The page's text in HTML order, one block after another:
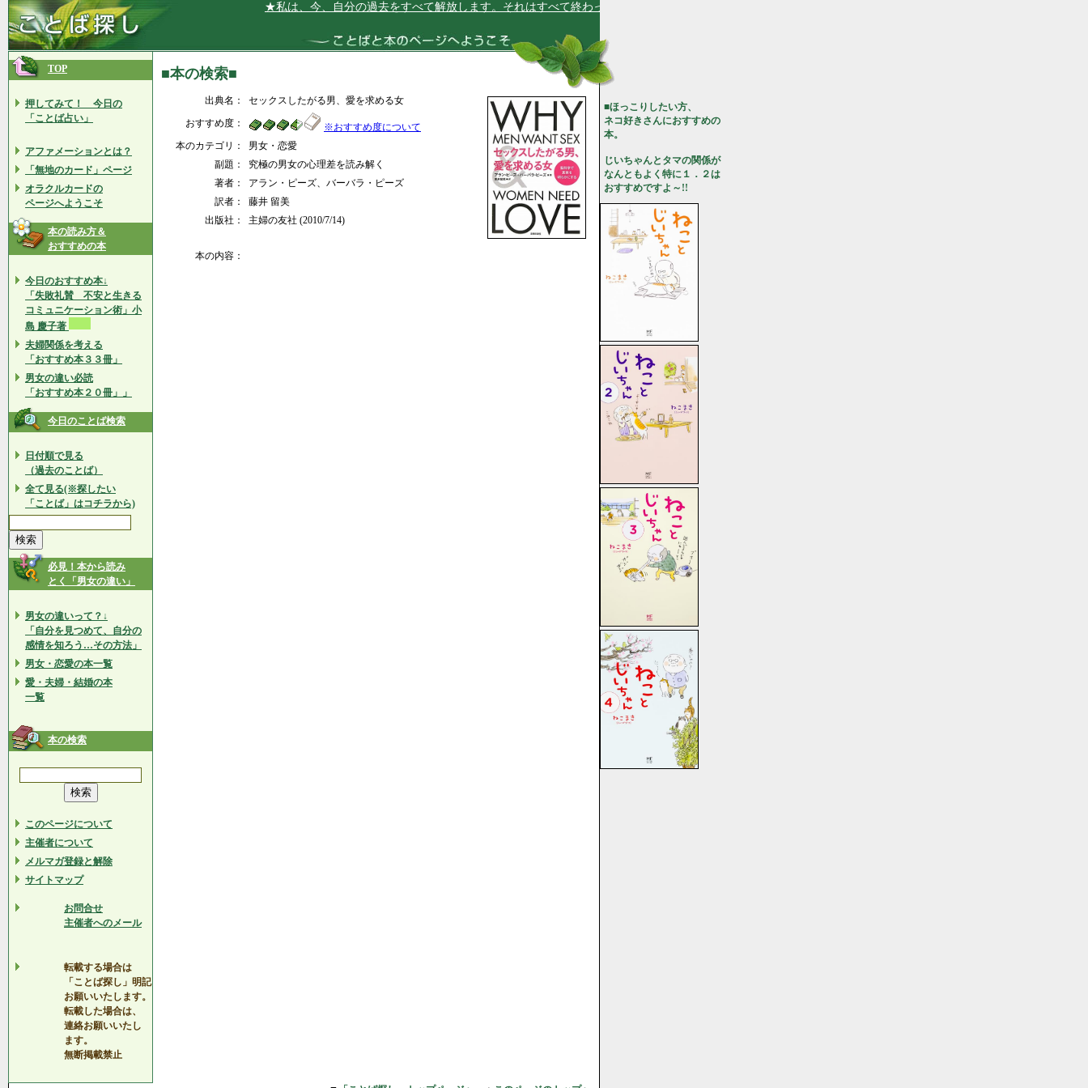
★私は、今、自分の過去をすべて解放します。それはすべて終わったことです★
TOP
押してみて！ 今日の
「ことば占い」
アファメーションとは？
「無地のカード」ページ
オラクルカードの
ページへようこそ
本の読み方＆
おすすめの本
今日のおすすめ本↓
「失敗礼賛 不安と生きる
コミュニケーション術」小
島 慶子著
夫婦関係を考える
「おすすめ本３３冊」
男女の違い必読
「おすすめ本２０冊」」
今日のことば検索
日付順で見る
（過去のことば）
全て見る(※探したい
「ことば」はコチラから)
必見！本から読み
とく「男女の違い」
男女の違いって？↓
「自分を見つめて、自分の
感情を知ろう…その方法」
男女・恋愛の本一覧
愛・夫婦・結婚の本
一覧
本の検索
このページについて
主催者について
メルマガ登録と解除
サイトマップ
お問合せ
主催者へのメール
転載する場合は
「ことば探し」明記
お願いいたします。
転載した場合は、
連絡お願いいたし
ます。
無断掲載禁止
■本の検索■
出典名：
セックスしたがる男、愛を求める女
おすすめ度：
※おすすめ度について
本のカテゴリ：
男女・恋愛
副題：
究極の男女の心理差を読み解く
著者：
アラン・ピーズ、バーバラ・ピーズ
訳者：
藤井 留美
出版社：
主婦の友社 (2010/7/14)
本の内容：
■ほっこりしたい方、
ネコ好きさんにおすすめの
本。
じいちゃんとタマの関係が
なんともよく特に１．２は
おすすめですよ～!!